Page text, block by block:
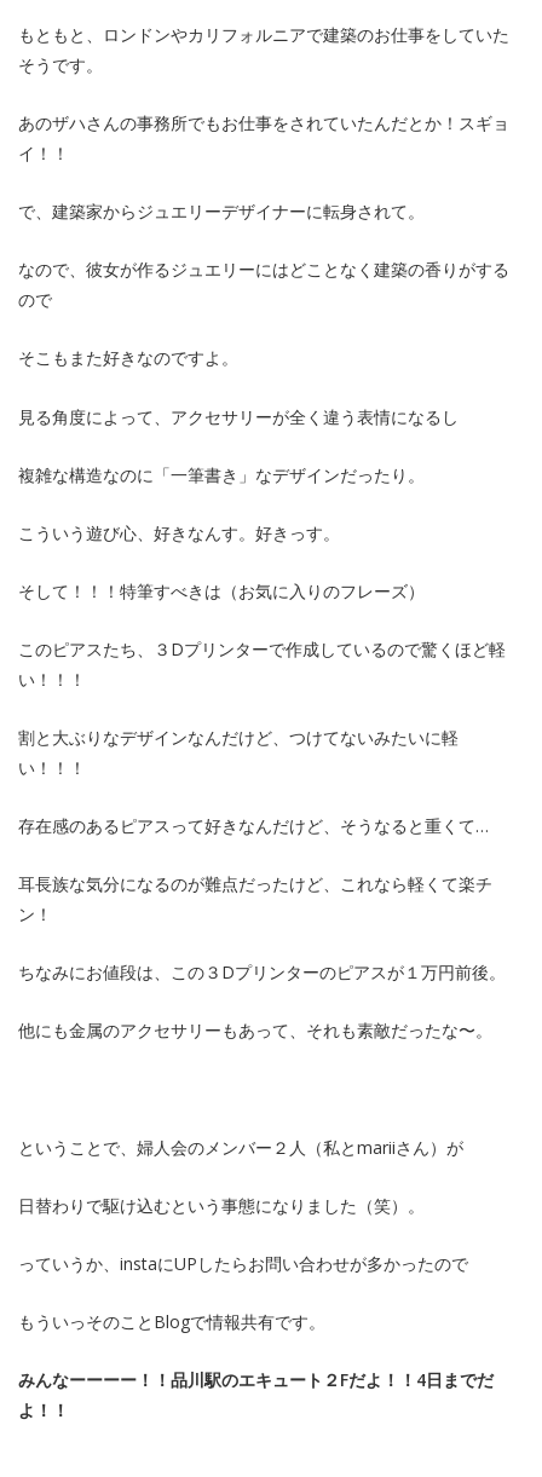
もともと、ロンドンやカリフォルニアで建築のお仕事をしていた
そうです。
あのザハさんの事務所でもお仕事をされていたんだとか！スギョ
イ！！
で、建築家からジュエリーデザイナーに転身されて。
なので、彼女が作るジュエリーにはどことなく建築の香りがする
ので
そこもまた好きなのですよ。
見る角度によって、アクセサリーが全く違う表情になるし
複雑な構造なのに「一筆書き」なデザインだったり。
こういう遊び心、好きなんす。好きっす。
そして！！！特筆すべきは（お気に入りのフレーズ）
このピアスたち、３Dプリンターで作成しているので驚くほど軽
い！！！
割と大ぶりなデザインなんだけど、つけてないみたいに軽
い！！！
存在感のあるピアスって好きなんだけど、そうなると重くて…
耳長族な気分になるのが難点だったけど、これなら軽くて楽チ
ン！
ちなみにお値段は、この３Dプリンターのピアスが１万円前後。
他にも金属のアクセサリーもあって、それも素敵だったな〜。
ということで、婦人会のメンバー２人（私とmariiさん）が
日替わりで駆け込むという事態になりました（笑）。
っていうか、instaにUPしたらお問い合わせが多かったので
もういっそのことBlogで情報共有です。
みんなーーーー！！品川駅のエキュート２Fだよ！！4日までだ
よ！！